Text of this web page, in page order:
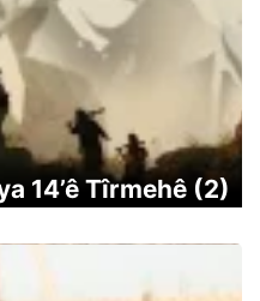
14’ê Tîrmehê (2)